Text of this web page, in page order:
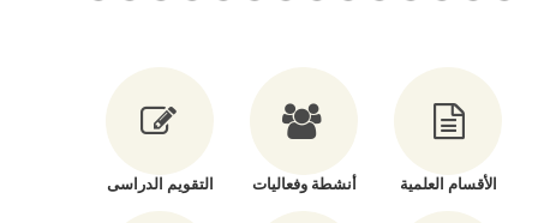
الأقسام العلمية أنشطة وفعاليات التقويم الدراسى